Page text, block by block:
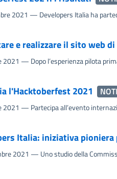
2021 — Developers Italia ha
e realizzare il sito web di
2021 — Dopo l’esperienza pilota
l'Hacktoberfest 2021
2021 — Partecipa all’evento
Italia: iniziativa
2021 — Uno studio della